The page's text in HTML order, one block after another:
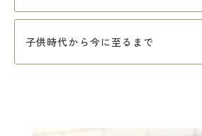
子供時代から今に至るまで